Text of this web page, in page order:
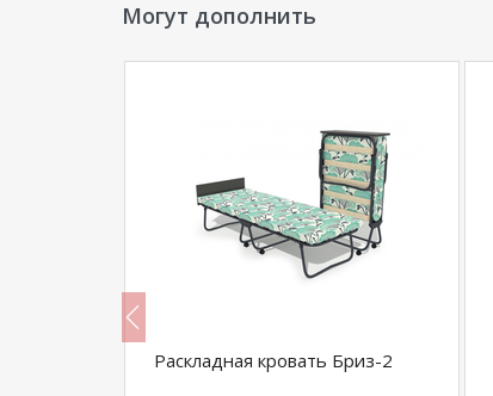
Могут дополнить
Раскладная кровать Бриз-2